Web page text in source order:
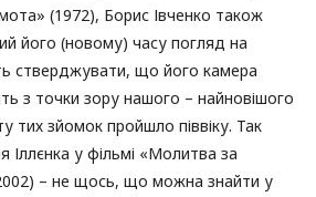
(1972), Борис Івченко також
його (новому) часу погляд на
стверджувати, що його камера
з точки зору нашого – найновішого
тих зйомок пройшло піввіку. Так
Іллєнка у фільмі «Молитва за
– не щось, що можна знайти у